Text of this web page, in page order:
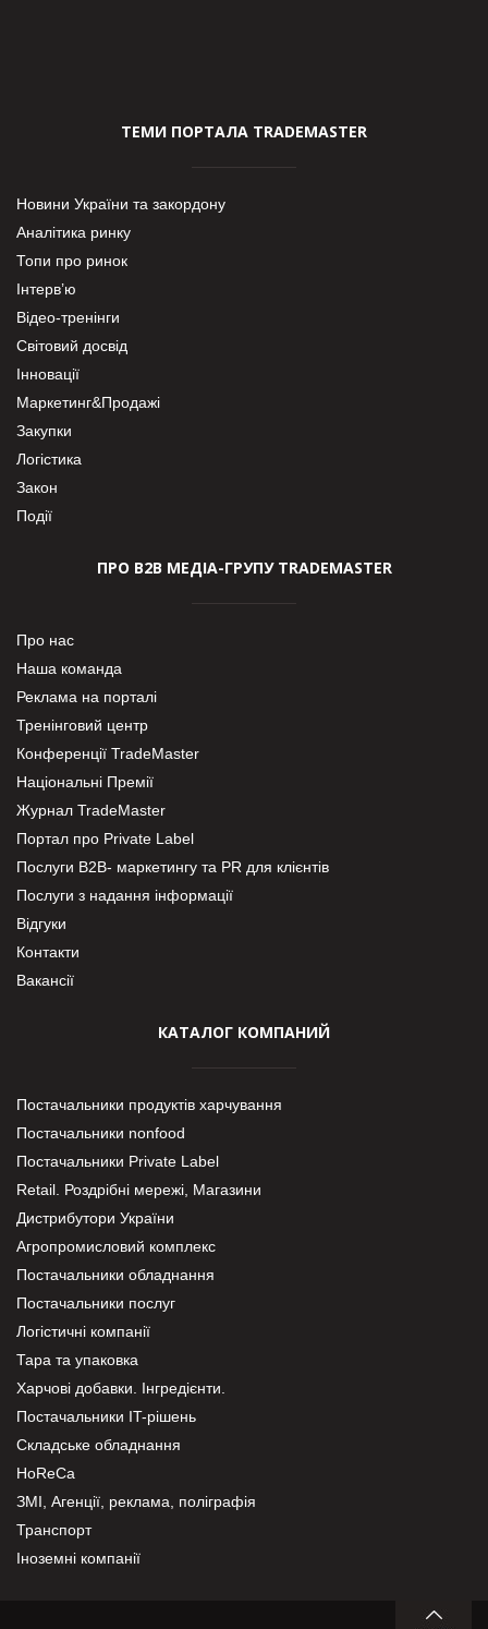
ТЕМИ ПОРТАЛА TRADEMASTER
Новини України та закордону
Аналітика ринку
Топи про ринок
Інтерв’ю
Відео-тренінги
Світовий досвід
Інновації
Маркетинг&Продажі
Закупки
Логістика
Закон
Події
ПРО В2В МЕДІА-ГРУПУ TRADEMASTER
Про нас
Наша команда
Реклама на порталі
Тренінговий центр
Конференції TradeMaster
Національні Премії
Журнал TradeMaster
Портал про Private Label
Послуги В2В- маркетингу та PR для клієнтів
Послуги з надання інформації
Відгуки
Контакти
Вакансії
КАТАЛОГ КОМПАНИЙ
Постачальники продуктів харчування
Постачальники nonfood
Постачальники Private Label
Retail. Роздрібні мережі, Магазини
Дистрибутори України
Агропромисловий комплекс
Постачальники обладнання
Постачальники послуг
Логістичні компанії
Тара та упаковка
Харчові добавки. Інгредієнти.
Постачальники IT-рішень
Складське обладнання
HoReCa
ЗМІ, Агенції, реклама, поліграфія
Транспорт
Іноземні компанії